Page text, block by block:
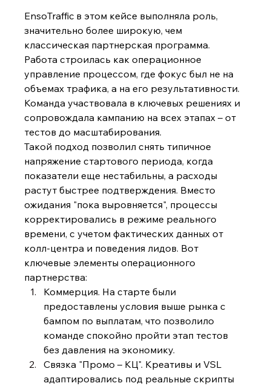
EnsoTraffic в этом кейсе выполняла роль,
значительно более широкую, чем
классическая партнерская программа.
Работа строилась как операционное
управление процессом, где фокус был не на
объемах трафика, а на его результативности.
Команда участвовала в ключевых решениях и
сопровождала кампанию на всех этапах – от
тестов до масштабирования.
Такой подход позволил снять типичное
напряжение стартового периода, когда
показатели еще нестабильны, а расходы
растут быстрее подтверждения. Вместо
ожидания "пока выровняется", процессы
корректировались в режиме реального
времени, с учетом фактических данных от
колл-центра и поведения лидов. Вот
ключевые элементы операционного
партнерства:
Коммерция. На старте были
предоставлены условия выше рынка с
бампом по выплатам, что позволило
команде спокойно пройти этап тестов
без давления на экономику.
Связка "Промо – КЦ". Креативы и VSL
адаптировались под реальные скрипты